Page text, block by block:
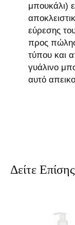
μπουκάλι)
εύρεσης
προς
τύπου και
γυάλινο
αυτό
Δείτε Επίσης